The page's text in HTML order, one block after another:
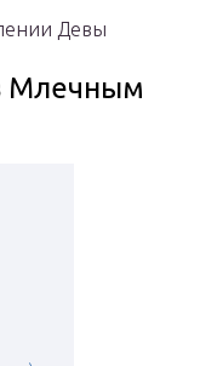
Девы
Млечным